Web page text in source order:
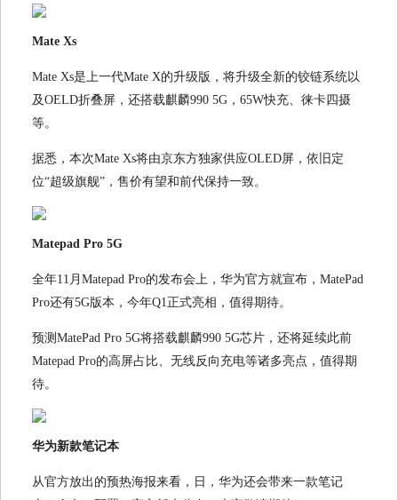
Mate Xs
Mate Xs是上一代Mate X的升级版，将升级全新的铰链系统以
及OELD折叠屏，还搭载麒麟990 5G，65W快充、徕卡四摄
等。
据悉，本次Mate Xs将由京东方独家供应OLED屏，依旧定
位“超级旗舰”，售价有望和前代保持一致。
Matepad Pro 5G
全年11月Matepad Pro的发布会上，华为官方就宣布，MatePad
Pro还有5G版本，今年Q1正式亮相，值得期待。
预测MatePad Pro 5G将搭载麒麟990 5G芯片，还将延续此前
Matepad Pro的高屏占比、无线反向充电等诸多亮点，值得期
待。
华为新款笔记本
从官方放出的预热海报来看，日，华为还会带来一款笔记